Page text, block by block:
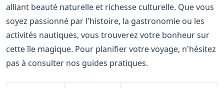
alliant beauté naturelle et richesse culturelle. Que vous
soyez passionné par l'histoire, la gastronomie ou les
activités nautiques, vous trouverez votre bonheur sur
cette île magique. Pour planifier votre voyage, n'hésitez
pas à consulter nos guides pratiques.